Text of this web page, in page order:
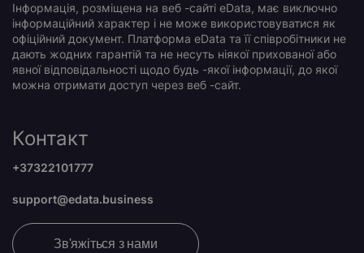
Інформація, розміщена на веб -сайті eData, має виключно
інформаційний характер і не може використовуватися як
офіційний документ. Платформа eData та її співробітники не
дають жодних гарантій та не несуть ніякої прихованої або
явної відповідальності щодо будь -якої інформації, до якої
можна отримати доступ через веб -сайт.
Контакт
+37322101777
support@edata.business
Зв'яжіться з нами